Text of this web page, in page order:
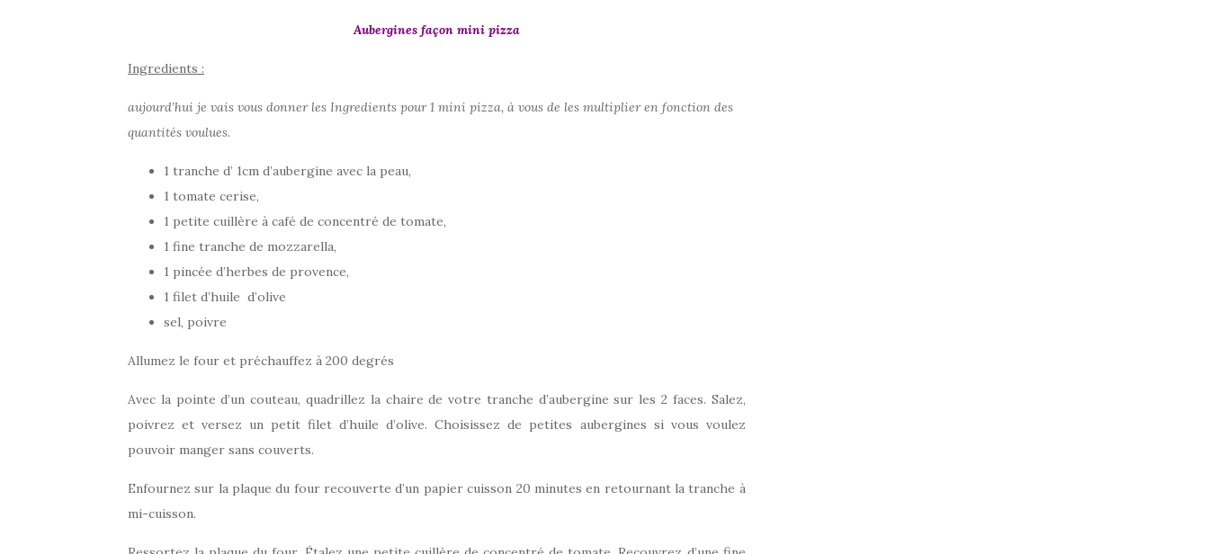
Aubergines façon mini pizza
Ingredients :
aujourd’hui je vais vous donner les Ingredients pour 1 mini pizza, à vous de les multiplier en fonction des
quantités voulues.
1 tranche d’ 1cm d’aubergine avec la peau,
1 tomate cerise,
1 petite cuillère à café de concentré de tomate,
1 fine tranche de mozzarella,
1 pincée d’herbes de provence,
1 filet d’huile d’olive
sel, poivre
Allumez le four et préchauffez à 200 degrés
Avec la pointe d’un couteau, quadrillez la chaire de votre tranche d’aubergine sur les 2 faces. Salez,
poivrez et versez un petit filet d’huile d’olive. Choisissez de petites aubergines si vous voulez
pouvoir manger sans couverts.
Enfournez sur la plaque du four recouverte d’un papier cuisson 20 minutes en retournant la tranche à
mi-cuisson.